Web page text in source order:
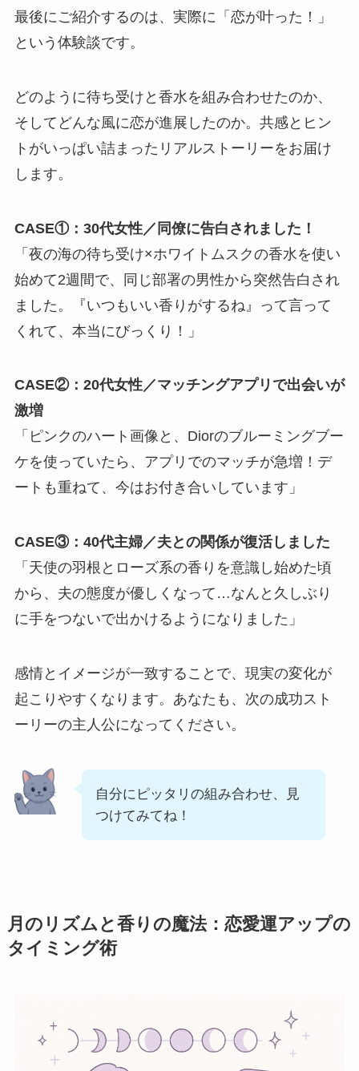
最後にご紹介するのは、実際に「恋が叶った！」
という体験談です。
どのように待ち受けと香水を組み合わせたのか、
そしてどんな風に恋が進展したのか。共感とヒン
トがいっぱい詰まったリアルストーリーをお届け
します。
CASE①：30代女性／同僚に告白されました！
「夜の海の待ち受け×ホワイトムスクの香水を使い
始めて2週間で、同じ部署の男性から突然告白され
ました。『いつもいい香りがするね』って言って
くれて、本当にびっくり！」
CASE②：20代女性／マッチングアプリで出会いが
激増
「ピンクのハート画像と、Diorのブルーミングブー
ケを使っていたら、アプリでのマッチが急増！デ
ートも重ねて、今はお付き合いしています」
CASE③：40代主婦／夫との関係が復活しました
「天使の羽根とローズ系の香りを意識し始めた頃
から、夫の態度が優しくなって…なんと久しぶり
に手をつないで出かけるようになりました」
感情とイメージが一致することで、現実の変化が
起こりやすくなります。あなたも、次の成功スト
ーリーの主人公になってください。
自分にピッタリの組み合わせ、見
つけてみてね！
月のリズムと香りの魔法：恋愛運アップの
タイミング術